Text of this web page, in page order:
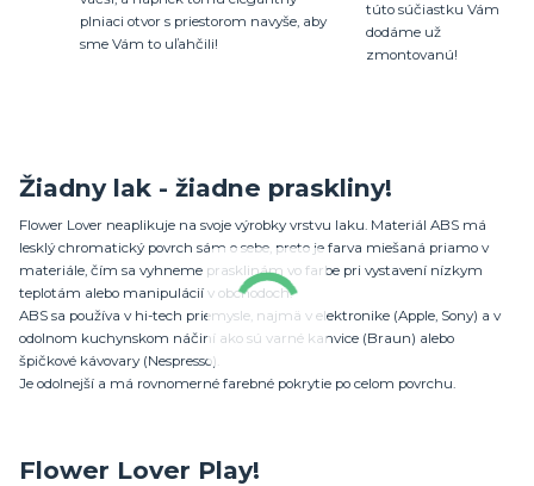
túto súčiastku Vám
dodáme už
zmontovanú!
plniaci otvor s priestorom navyše, aby
sme Vám to uľahčili!
Žiadny lak - žiadne praskliny!
Flower Lover neaplikuje na svoje výrobky vrstvu laku. Materiál ABS má
lesklý chromatický povrch sám o sebe, preto je farva miešaná priamo v
materiále, čím sa vyhneme prasklinám vo farbe pri vystavení nízkym
teplotám alebo manipulácií v obchodoch.
ABS sa používa v hi-tech priemysle, najmä v elektronike (Apple, Sony) a v
odolnom kuchynskom náčiní ako sú varné kanvice (Braun) alebo
špičkové kávovary (Nespresso).
Je odolnejší a má rovnomerné farebné pokrytie po celom povrchu.
Flower Lover Play!